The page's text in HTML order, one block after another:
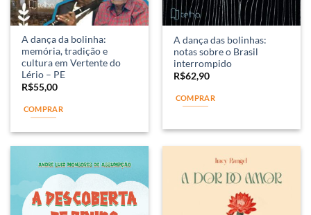
A dança da bolinha:
memória, tradição e
cultura em Vertente do
Lério – PE
R$55,00
COMPRAR
A dança das bolinhas:
notas sobre o Brasil
interrompido
R$62,90
COMPRAR